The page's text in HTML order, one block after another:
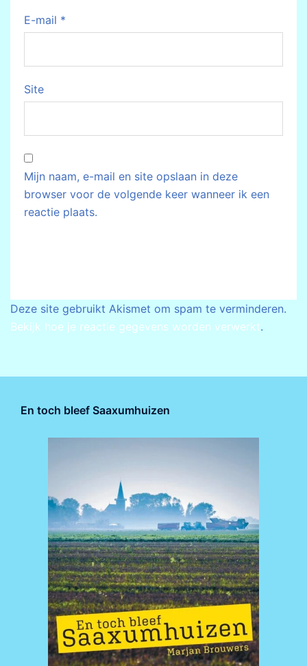
E-mail *
Site
Mijn naam, e-mail en site opslaan in deze
browser voor de volgende keer wanneer ik een
reactie plaats.
Deze site gebruikt Akismet om spam te verminderen.
Bekijk hoe je reactie gegevens worden verwerkt.
En toch bleef Saaxumhuizen